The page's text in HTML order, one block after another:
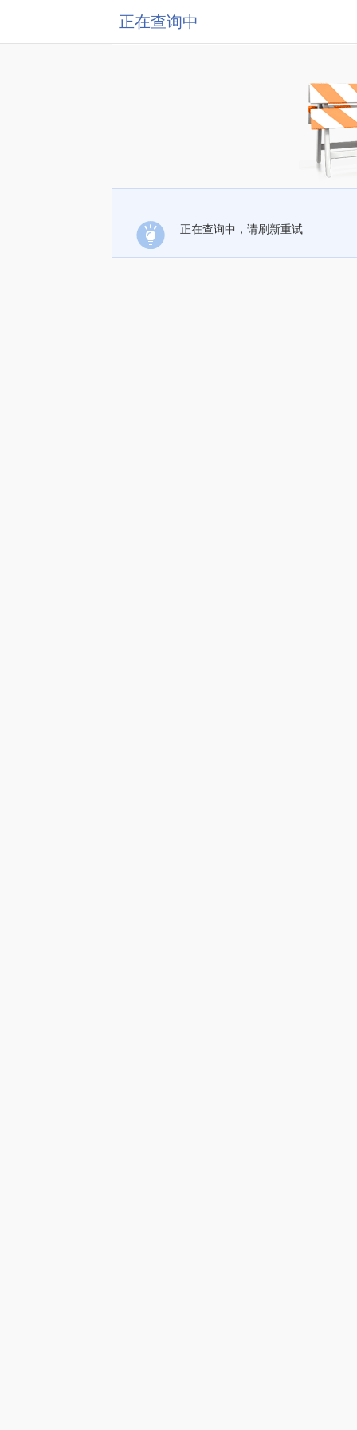
正在查询中
正在查询中，请刷新重试